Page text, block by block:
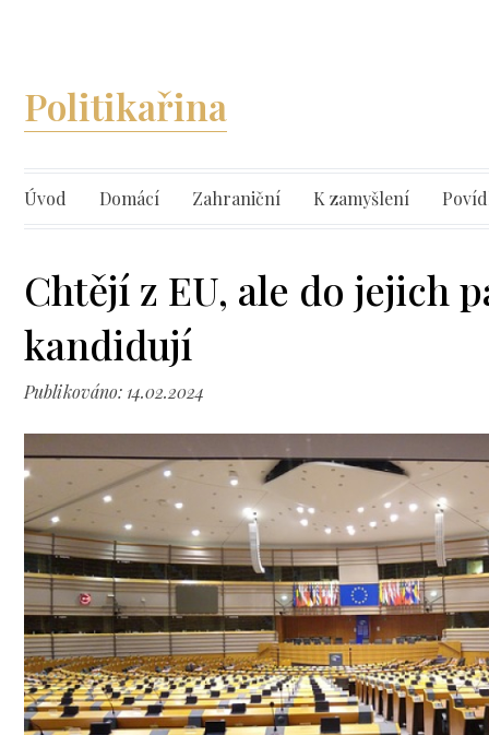
Politikařina
Úvod Domácí Zahraniční K zamyšlení
Chtějí z EU, ale do jejich
kandidují
Publikováno: 14.02.2024